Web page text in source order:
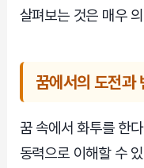
살펴보는 것은 매우
꿈에서의 도전과
꿈 속에서 화투를 한
동력으로 이해할 수